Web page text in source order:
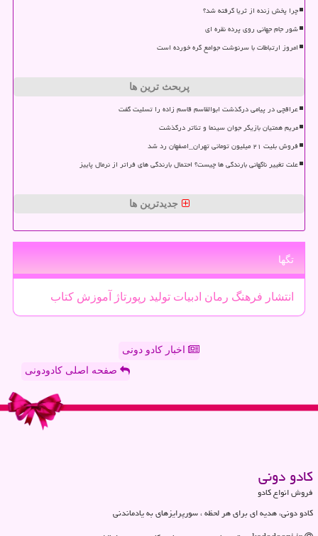
چرا پخش زنده از ثریا گرفته شد؟
شور جام جهانی روی پرده نقره ای
امروز ارتباطات با سرنوشت جوامع گره خورده است
پربحث ترین ها
عراقچی در پیامی درگذشت ابوالقاسم قاسم زاده را تسلیت گفت
مریم همتیان بازیگر جوان سینما و تئاتر درگذشت
فروش بلیت ۲۱ میلیون تومانی تهران_اصفهان رد شد
علت تغییر ناگهانی بارندگی ها چیست؟ احتمال بارندگی های فراتر از نرمال پاییز
جدیدترین ها
تگها
انتشار فرهنگ رمان ادبیات تولید رپورتاژ آموزش كتاب
اخبار کادو دونی
صفحه اصلی کادودونی
كادو دونی
فروش انواع کادو
کادو دونی، هدیه ای برای هر لحظه ، سورپرایزهای به یادماندنی